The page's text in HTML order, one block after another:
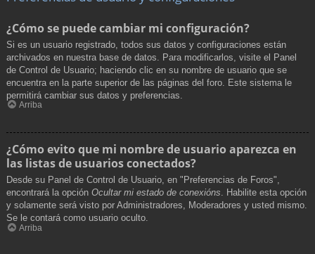
¿Cómo se puede cambiar mi configuración?
Si es un usuario registrado, todos sus datos y configuraciones están
archivados en nuestra base de datos. Para modificarlos, visite el Panel
de Control de Usuario; haciendo clic en su nombre de usuario que se
encuentra en la parte superior de las páginas del foro. Este sistema le
permitirá cambiar sus datos y preferencias.
Arriba
¿Cómo evito que mi nombre de usuario aparezca en
las listas de usuarios conectados?
Desde su Panel de Control de Usuario, en "Preferencias de Foros",
encontrará la opción Ocultar mi estado de conexións. Habilite esta opción
y solamente será visto por Administradores, Moderadores y usted mismo.
Se le contará como usuario oculto.
Arriba